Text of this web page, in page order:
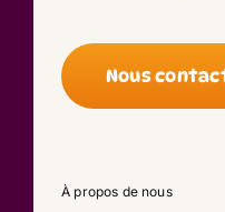
Nous
À propos de nous